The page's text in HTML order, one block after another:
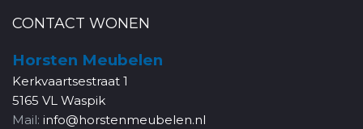
CONTACT WONEN
Horsten Meubelen
Kerkvaartsestraat 1
5165 VL Waspik
Mail: info@horstenmeubelen.nl